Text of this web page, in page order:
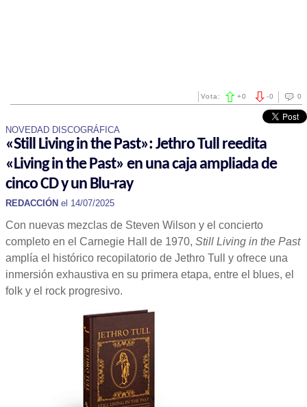
0
-0
Vota: +0
NOVEDAD DISCOGRÁFICA
«Still Living in the Past»: Jethro Tull reedita
«Living in the Past» en una caja ampliada de
cinco CD y un Blu-ray
REDACCIÓN el 14/07/2025
Con nuevas mezclas de Steven Wilson y el concierto
completo en el Carnegie Hall de 1970, Still Living in the Past
amplía el histórico recopilatorio de Jethro Tull y ofrece una
inmersión exhaustiva en su primera etapa, entre el blues, el
folk y el rock progresivo.